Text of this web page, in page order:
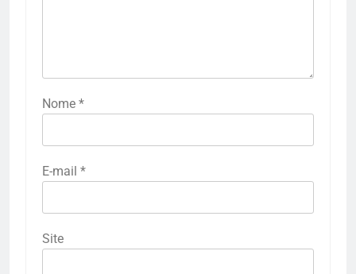
Nome *
E-mail *
Site